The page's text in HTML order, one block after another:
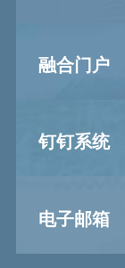
融合门户
钉钉系统
电子邮箱